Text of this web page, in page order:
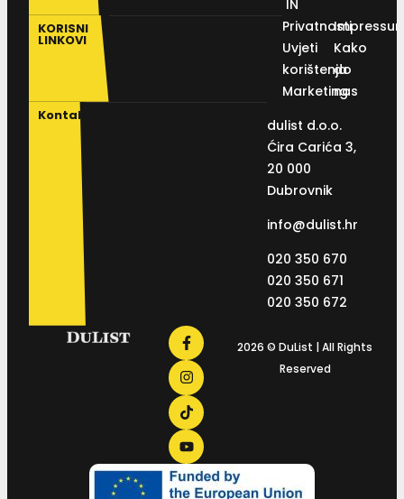
IN
KORISNI
LINKOVI
Privatnosti
Uvjeti
korištenja
Marketing
Kako
do
nas
Kontakt
dulist d.o.o.
Ćira Carića 3,
20 000
Dubrovnik
info@dulist.hr
020 350 670
020 350 671
020 350 672
2026 © DuList | All Rights
Reserved